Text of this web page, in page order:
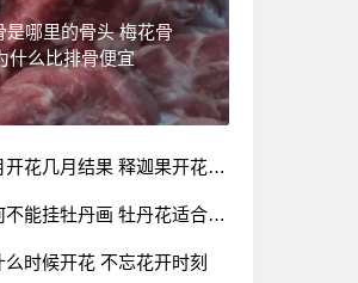
是哪里的骨头 梅花骨
什么比排骨便宜
结果 释迦果开花结果时间 释迦果花果成熟时
能挂牡丹画 牡丹花适合什么属相
么时候开花 不忘花开时刻